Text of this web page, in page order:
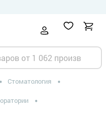
Стоматология